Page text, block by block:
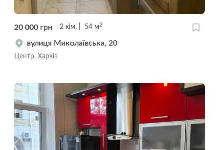
20 000 грн 2 кім. 54 м 2
вулиця Миколаївська, 20
Центр, Харків